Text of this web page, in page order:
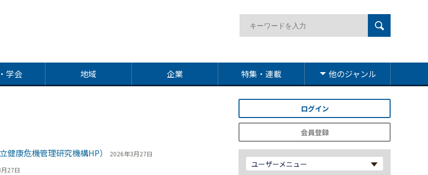
学会 地域 企業 特集・連載 他のジャンル
康危機管理研究機構HP） 2026年3月27日
27日
ログイン
会員登録
ユーザーメニュー